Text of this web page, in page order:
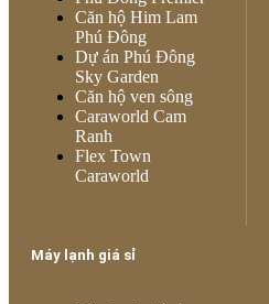
Căn hộ Him Lam
Phú Đông
Dự án Phú Đông
Sky Garden
Căn hộ ven sông
Caraworld Cam
Ranh
Flex Town
Caraworld
Máy lạnh giá sỉ